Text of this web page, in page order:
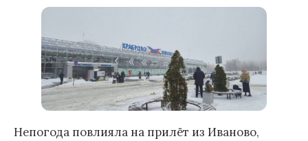
Непогода повлияла на прилёт из Иваново,